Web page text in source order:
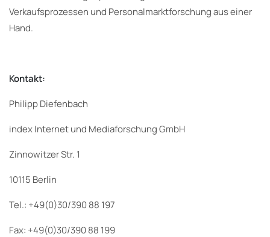
Verkaufsprozessen und Personalmarktforschung aus einer
Hand.
Kontakt:
Philipp Diefenbach
index Internet und Mediaforschung GmbH
Zinnowitzer Str. 1
10115 Berlin
Tel.: +49(0)30/390 88 197
Fax: +49(0)30/390 88 199